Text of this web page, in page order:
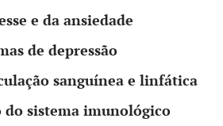
e da ansiedade
de depressão
sanguínea e linfática
sistema imunológico